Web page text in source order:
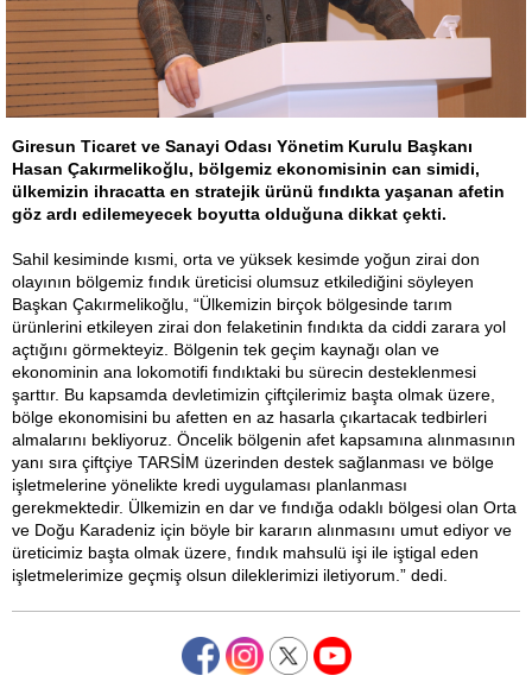
Giresun Ticaret ve Sanayi Odası Yönetim Kurulu Başkanı
Hasan Çakırmelikoğlu, bölgemiz ekonomisinin can simidi,
ülkemizin ihracatta en stratejik ürünü fındıkta yaşanan afetin
göz ardı edilemeyecek boyutta olduğuna dikkat çekti.
Sahil kesiminde kısmi, orta ve yüksek kesimde yoğun zirai don
olayının bölgemiz fındık üreticisi olumsuz etkilediğini söyleyen
Başkan Çakırmelikoğlu, “Ülkemizin birçok bölgesinde tarım
ürünlerini etkileyen zirai don felaketinin fındıkta da ciddi zarara yol
açtığını görmekteyiz. Bölgenin tek geçim kaynağı olan ve
ekonominin ana lokomotifi fındıktaki bu sürecin desteklenmesi
şarttır. Bu kapsamda devletimizin çiftçilerimiz başta olmak üzere,
bölge ekonomisini bu afetten en az hasarla çıkartacak tedbirleri
almalarını bekliyoruz. Öncelik bölgenin afet kapsamına alınmasının
yanı sıra çiftçiye TARSİM üzerinden destek sağlanması ve bölge
işletmelerine yönelikte kredi uygulaması planlanması
gerekmektedir. Ülkemizin en dar ve fındığa odaklı bölgesi olan Orta
ve Doğu Karadeniz için böyle bir kararın alınmasını umut ediyor ve
üreticimiz başta olmak üzere, fındık mahsulü işi ile iştigal eden
işletmelerimize geçmiş olsun dileklerimizi iletiyorum.” dedi.